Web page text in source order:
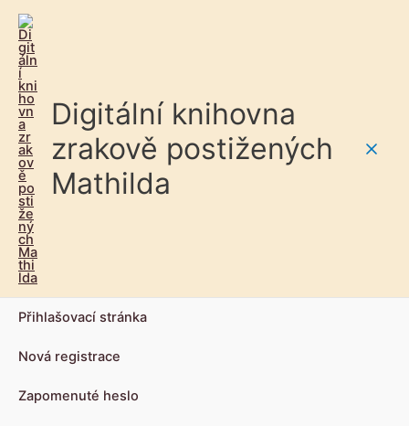
Digitální knihovna
zrakově postižených
Mathilda
Přihlašovací stránka
Nová registrace
Zapomenuté heslo